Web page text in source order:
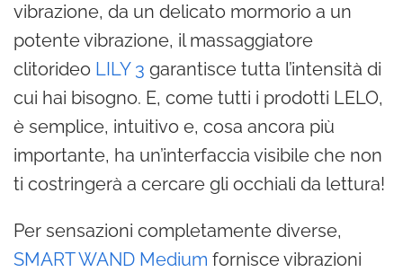
vibrazione, da un delicato mormorio a un
potente vibrazione, il massaggiatore
clitorideo LILY 3 garantisce tutta l’intensità di
cui hai bisogno. E, come tutti i prodotti LELO,
è semplice, intuitivo e, cosa ancora più
importante, ha un’interfaccia visibile che non
ti costringerà a cercare gli occhiali da lettura!
Per sensazioni completamente diverse,
SMART WAND Medium fornisce vibrazioni